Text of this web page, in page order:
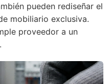
pueden rediseñar el
mobiliario exclusiva.
proveedor a un